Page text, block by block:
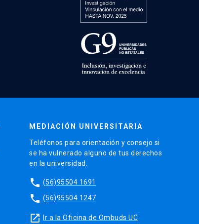
MEDIACIÓN UNIVERSITARIA
Teléfonos para orientación y consejo si
se ha vulnerado alguno de tus derechos
en la universidad.
phone (56)95504 1691
phone (56)95504 1247
launch Ir a la Oficina de Ombuds UC